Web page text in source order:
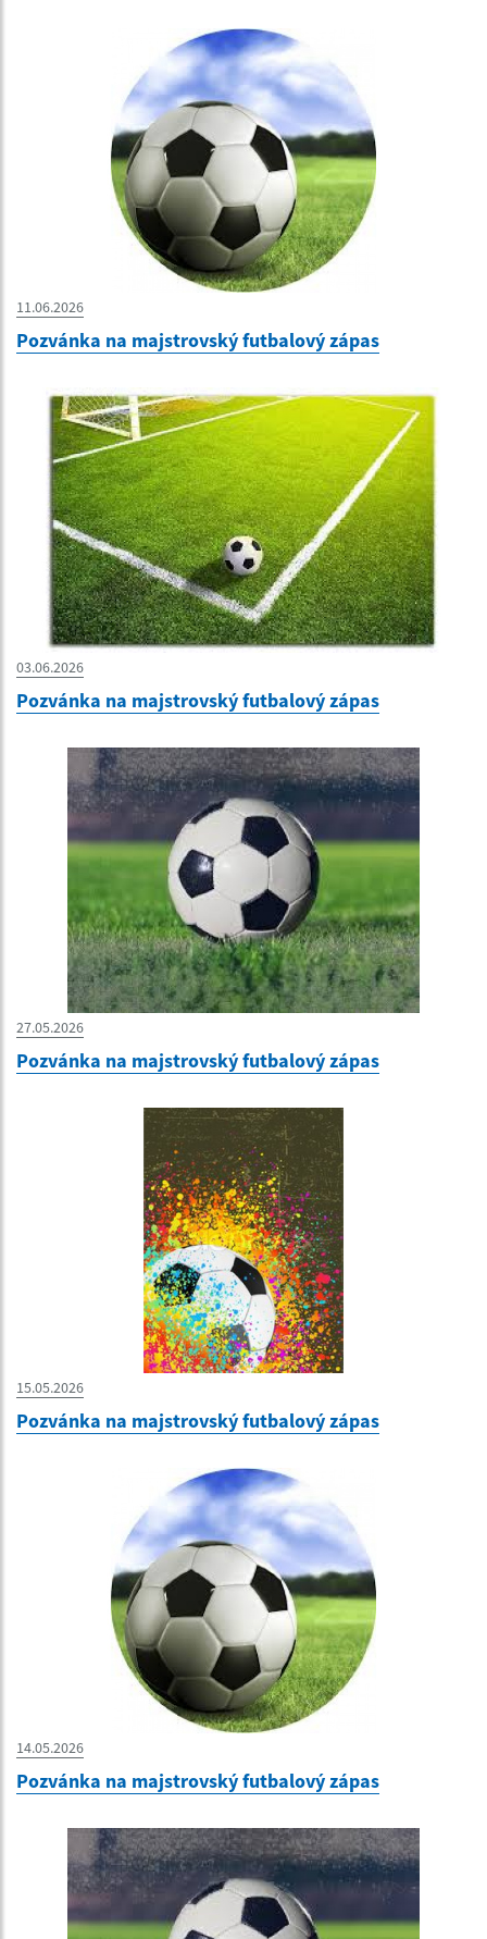
11.06.2026
Pozvánka na majstrovský futbalový zápas
03.06.2026
Pozvánka na majstrovský futbalový zápas
27.05.2026
Pozvánka na majstrovský futbalový zápas
15.05.2026
Pozvánka na majstrovský futbalový zápas
14.05.2026
Pozvánka na majstrovský futbalový zápas